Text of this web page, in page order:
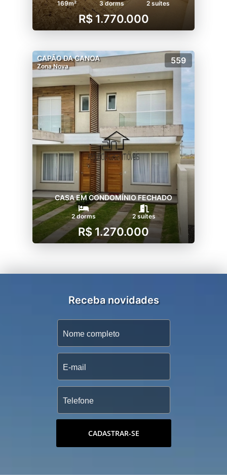
169m² 3 dorms 2 suítes
R$ 1.770.000
CAPÃO DA CANOA
Zona Nova
559
CASA EM CONDOMÍNIO FECHADO
2 dorms 2 suítes
R$ 1.270.000
Receba novidades
CADASTRAR-SE